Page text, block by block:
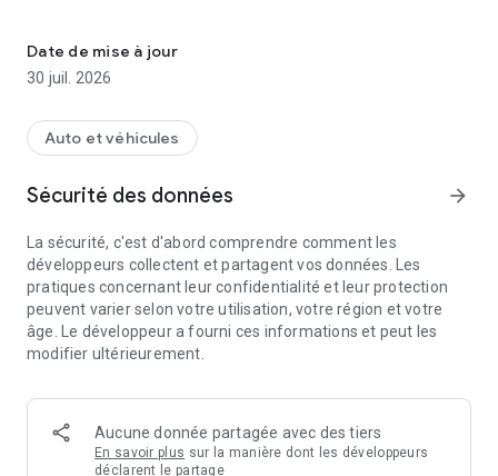
longue durée, trouvez le parking idéal adapté à vos besoins et
à votre véhicule (voiture, véhicule électrique, moto, scooter
ou vélo).
Pourquoi choisir l'application Yespark ?
parkings disponibles en France (Paris, Lyon, Marseille...), mais
📱 100% digital : De la recherche de la place en 2 minutes à
l'accès au parking, votre smartphone devient votre
télécommande numérique pour ouvrir les portes et les accès
piétons.
vous voulez et résiliez facilement, sans aucun frais.
⚡ Yespark ReCharge : Louez une place de parking avec une
borne de recharge dédiée pour votre voiture électrique.
Date de mise à jour
30 juil. 2026
Auto et véhicules
Sécurité des données arrow_forward
La sécurité, c'est d'abord comprendre comment les
développeurs collectent et partagent vos données. Les
pratiques concernant leur confidentialité et leur protection
peuvent varier selon votre utilisation, votre région et votre
âge. Le développeur a fourni ces informations et peut les
modifier ultérieurement.
Aucune donnée partagée avec des tiers
En savoir plus sur la manière dont les développeurs
déclarent le partage